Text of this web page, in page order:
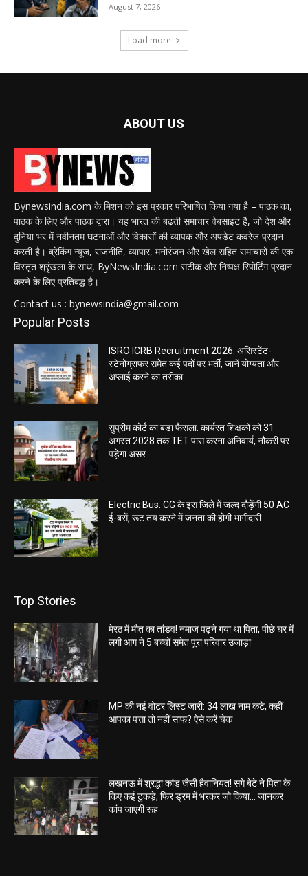
August 7, 2026
Load more
ABOUT US
Bynewsindia.com के मिशन को इस प्रकार परिभाषित किया गया है – पाठक का,
पाठक के लिए और पाठक द्वारा। यह भारत की बढ़ती समाचार वेबसाइट है, जो देश और
दुनिया भर में नवीनतम घटनाओं और विकासों की व्यापक और अपडेट कवरेज प्रदान
करती है। ब्रेकिंग न्यूज, राजनीति, व्यापार, मनोरंजन और खेल सहित समाचारों की एक
विस्तृत श्रृंखला के साथ, ByNewsIndia.com सटीक और निष्पक्ष रिपोर्टिंग प्रदान
करने के लिए प्रतिबद्ध है।
Contact us : bynewsindia@gmail.com
Popular Posts
ISRO ICRB Recruitment 2026: असिस्टेंट-
स्टेनोग्राफर समेत कई पदों पर भर्ती, जानें योग्यता और
अप्लाई करने का तरीका
सुप्रीम कोर्ट का बड़ा फैसला: कार्यरत शिक्षकों को 31
अगस्त 2028 तक TET पास करना अनिवार्य, नौकरी पर
पड़ेगा असर
Electric Bus: CG के इस जिले में जल्द दौड़ेंगी 50 AC
ई-बसें, रूट तय करने में जनता की होगी भागीदारी
Top Stories
मेरठ में मौत का तांडव! नमाज पढ़ने गया था पिता, पीछे घर में
लगी आग ने 5 बच्चों समेत पूरा परिवार उजाड़ा
MP की नई वोटर लिस्ट जारी: 34 लाख नाम कटे, कहीं
आपका पत्ता तो नहीं साफ? ऐसे करें चेक
लखनऊ में श्रद्धा कांड जैसी हैवानियत! सगे बेटे ने पिता के
किए कई टुकड़े, फिर ड्रम में भरकर जो किया… जानकर
कांप जाएगी रूह